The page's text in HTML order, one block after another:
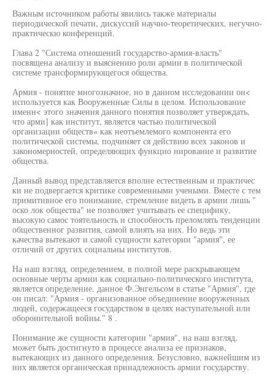
Важным источником работы явились также материалы
периодической печати, дискуссий научно-теоретических, негучно-
практическю конференций.
Глава 2 "Система отношений государство-армия-власть"
посвящена анализу и выяснению роли армии в политической
системе трансформирующегося общества.
Армия - понятие многозначное, но в данном исследовании он<
используется как Вооруженные Силы в целом. Использование
именн< этого значения данного понятия позволяет утверждать,
что арми] как институт, является частью политической
организации обществ« как неотъемлемого компонента его
политической системы, подчиняет ся действию всех законов и
закономерностей, определяющих функцио нирование и развитие
общества.
Данный вывод представляется вполне естественным и практичес
ки не подвергается критике современными учеными. Вместе с тем
примитивное его понимание, стремление видеть в армии лишь "
оско лок общества" не позволяет учитывать ее специфику,
высокую самос тоятельность и способность преломлять тенденции
общественног развития, самой влиять на них. Но ведь эти
качества вытекают и самой сущности категории "армия", ее
отличий от других социальны институтов.
На наш взгляд, определением, в полной мере раскрывающем
основные черты армии как социально-политического института,
является определение, данное Ф.Энгельсом в статье "Армия", где
он писал: "Армия - организованное объединение вооруженных
людей, содержащееся государством в целях наступательной или
оборонительной войны." 8 .
Понимание же сущности категории "армия", на наш взгляд,
может быть достигнуто в процессе анализа ее признаков,
вытекающих из данного определения. Безусловно, важнейшим из
них является органическая принадлежность армии государству.